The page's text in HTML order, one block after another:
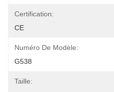
Certification:
CE
Numéro De Modèle:
G538
Taille: